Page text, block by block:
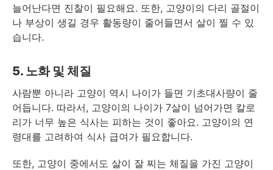
늘어난다면 진찰이 필요해요. 또한, 고양이의 다리 골절이
나 부상이 생길 경우 활동량이 줄어들면서 살이 찔 수 있
습니다.
5. 노화 및 체질
사람뿐 아니라 고양이 역시 나이가 들면 기초대사량이 줄
어듭니다. 따라서, 고양이의 나이가 7살이 넘어가면 칼로
리가 너무 높은 식사는 피하는 것이 좋아요. 고양이의 연
령대를 고려하여 식사 급여가 필요합니다.
또한, 고양이 중에서도 살이 잘 찌는 체질을 가진 고양이